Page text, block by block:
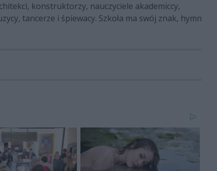
konstruktorzy, nauczyciele akademiccy,
tancerze i śpiewacy. Szkoła ma swój znak, hymn